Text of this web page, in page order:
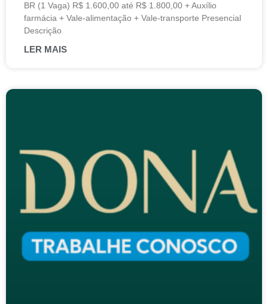
BR (1 Vaga) R$ 1.600,00 até R$ 1.800,00 + Auxílio
farmácia + Vale-alimentação + Vale-transporte Presencial
Descrição
LER MAIS